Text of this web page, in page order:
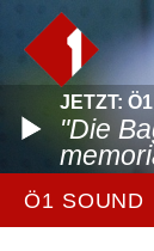
JETZT:
"Die
Ö1 SOUND